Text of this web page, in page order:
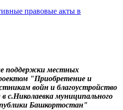
поддержки местных
"Приобретение и
войн и благоустройство
с.Николаевка муниципального
Башкортостан"